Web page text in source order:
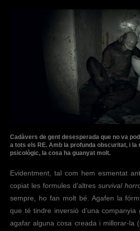
Cadàvers de gent desesperada que no va
a tots els RE. Amb la profunda obscuritat, i
psicològic, la cosa ha guanyat molt.
Evidentment, tal com hem esmentat
copiat les formules d’altres survival
sempre, ho fan molt bé. Agafen la
que té tindre inversió d’una
agafar alguna cosa creada i millorar-la